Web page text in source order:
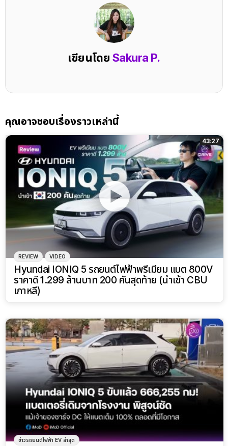
เขียนโดย Sakura P.
คุณอาจชอบเรื่องราวเหล่านี้
43:27
REVIEW VIDEO
Hyundai IONIQ 5 รถยนต์ไฟฟ้าพรีเมียม แบต 800V
ราคาดี 1.299 ล้านบาท 200 คันสุดท้าย (นำเข้า CBU
เกาหลี)
ข่าวรถยนต์ไฟฟ้า EV ล่าสุด